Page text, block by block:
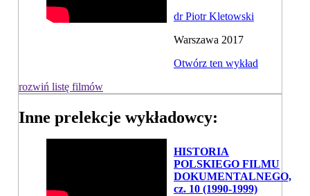
dr Piotr Kletowski
Warszawa 2017
Otwórz ten wykład
rozwiń listę filmów
Inne prelekcje wykładowcy:
HISTORIA
POLSKIEGO FILMU
DOKUMENTALNEGO,
cz. 10 (1990-1999)